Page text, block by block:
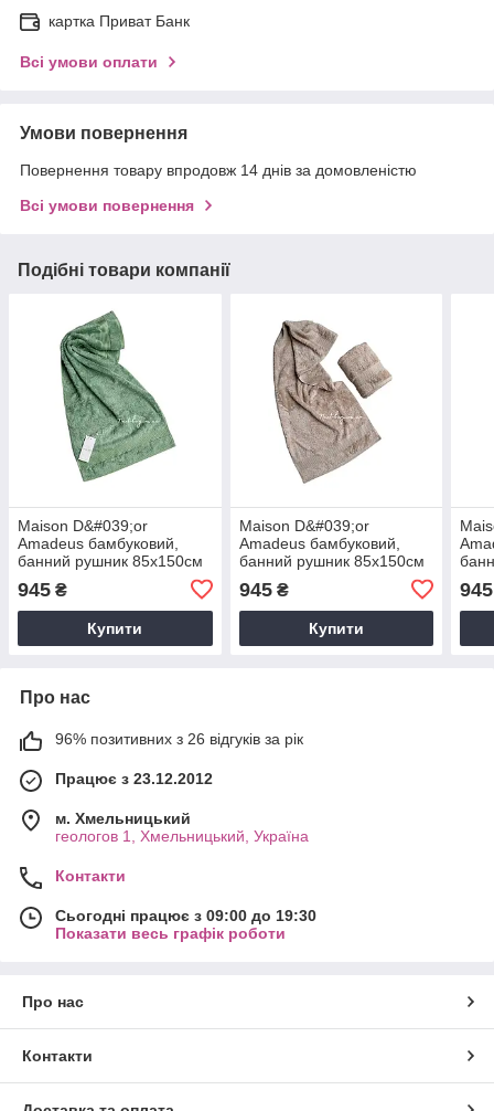
картка Приват Банк
Всі умови оплати
Умови повернення
Повернення товару впродовж 14 днів за домовленістю
Всі умови повернення
Подібні товари компанії
Maison D&#039;or
Amadeus бамбуковий,
банний рушник 85х150см
945 ₴
Купити
Maison D&#039;or
Amadeus бамбуковий,
банний рушник 85х150см
945₴
Купити
945
Про нас
96% позитивних з 26 відгуків за рік
Працює з 23.12.2012
м. Хмельницький
геологов 1, Хмельницький, Україна
Контакти
Сьогодні працює з 09:00 до 19:30
Показати весь графік роботи
Про нас
Контакти